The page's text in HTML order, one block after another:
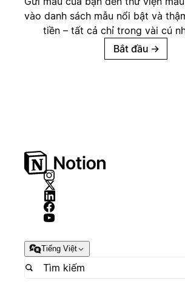
vào danh sách mẫu nổi bật và
tiền – tất cả chỉ trong vài cú
Bắt đầu →
Tiếng Việt